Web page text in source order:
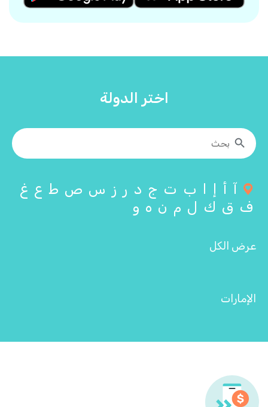
اختر الدولة
آ أ إ ا ب ت ج د ر ز س ص ط ع غ
ف ق ك ل م ن ه و
عرض الكل
الإمارات